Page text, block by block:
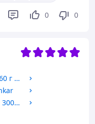
0 0
Крекер Морський Круїз печиво 160 г Грона
Печиво Галіція Ківі у білій глазурі 300г ТМ Долина